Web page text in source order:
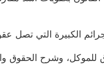
الكبيرة التي
وشرح الحقوق